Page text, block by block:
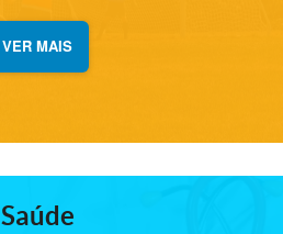
VER MAIS
Saúde